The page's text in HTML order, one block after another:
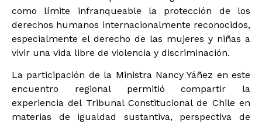
como límite infranqueable la protección de los
derechos humanos internacionalmente reconocidos,
especialmente el derecho de las mujeres y niñas a
vivir una vida libre de violencia y discriminación.
La participación de la Ministra Nancy Yáñez en este
encuentro regional permitió compartir la
experiencia del Tribunal Constitucional de Chile en
materias de igualdad sustantiva, perspectiva de